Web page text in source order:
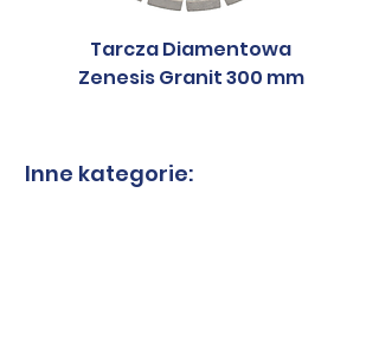
Tarcza Diamentowa
Zenesis Granit 300 mm
Inne kategorie: